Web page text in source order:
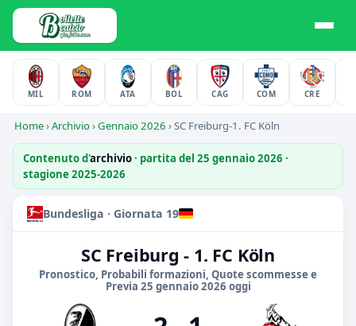
MIL ROM ATA BOL CAG COM CRE
Home›Archivio›Gennaio 2026 ›SC Freiburg-1. FC Köln
Contenuto d'archivio· partita del 25 gennaio 2026 ·
stagione 2025-2026
Bundesliga · Giornata 19
SC Freiburg - 1. FC Köln
Pronostico, Probabili formazioni, Quote scommesse e
Previa 25 gennaio 2026 oggi